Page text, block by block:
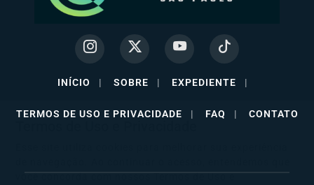
INÍCIO | SOBRE | EXPEDIENTE |
TERMOS DE USO E PRIVACIDADE | FAQ | CONTATO
você concorda com nossos Termos de Uso e